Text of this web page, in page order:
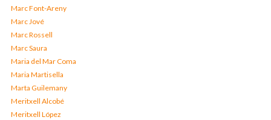
Marc Font-Areny
Marc Jové
Marc Rossell
Marc Saura
Maria del Mar Coma
Maria Martisella
Marta Guilemany
Meritxell Alcobé
Meritxell López